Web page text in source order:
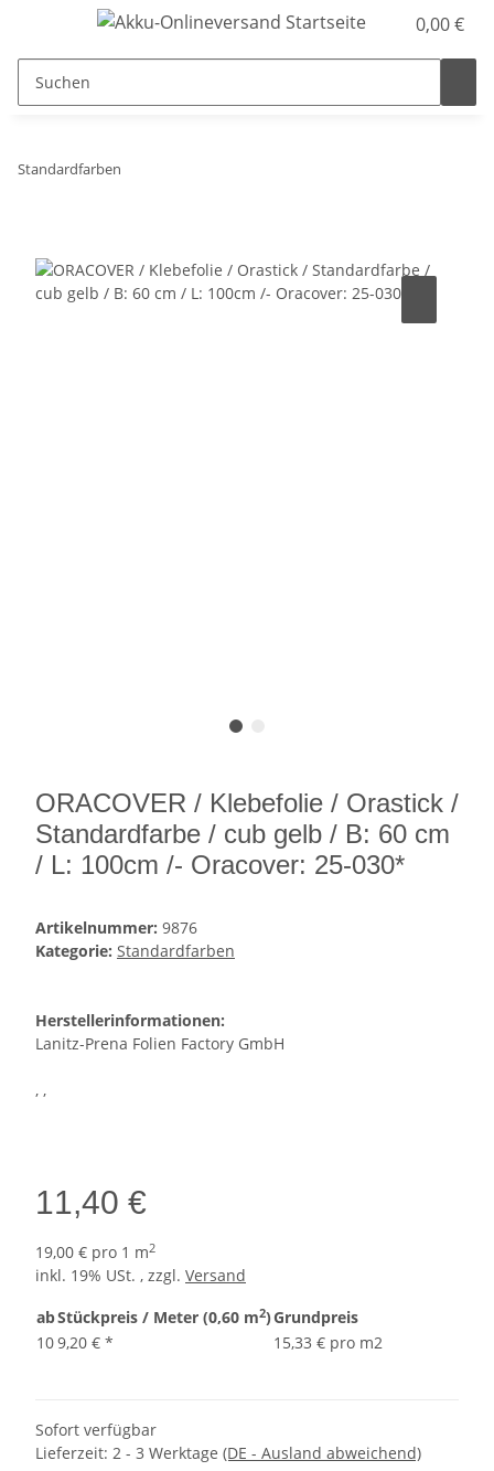
0,00 €
Standardfarben
ORACOVER / Klebefolie / Orastick /
Standardfarbe / cub gelb / B: 60 cm
/ L: 100cm /- Oracover: 25-030*
Artikelnummer: 9876
Kategorie: Standardfarben
Herstellerinformationen:
Lanitz-Prena Folien Factory GmbH
, ,
11,40 €
19,00 € pro 1 m2
inkl. 19% USt. , zzgl. Versand
abStückpreis / Meter (0,60 m2)Grundpreis
109,20 € * 15,33 € pro m2
Sofort verfügbar
Lieferzeit: 2 - 3 Werktage (DE - Ausland abweichend)